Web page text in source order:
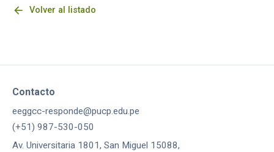
arrow_back Volver al listado
Contacto
eeggcc-responde@pucp.edu.pe
(+51) 987-530-050
Av. Universitaria 1801, San Miguel 15088,